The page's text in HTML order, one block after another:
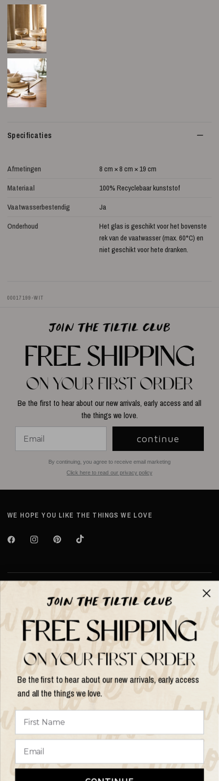
Specificaties
Afmetingen
8 cm × 8 cm × 19 cm
Materiaal
100% Recyclebaar kunststof
Vaatwasserbestendig
Ja
Onderhoud
Het glas is geschikt voor het bovenste
rek van de vaatwasser (max. 60°C) en
niet geschikt voor hete dranken.
00017199-WIT
Be the first to hear about our new arrivals, early access and all
the things we love.
continue
By continuing, you agree to receive email marketing
Click here to read our privacy policy
WE HOPE YOU LIKE THE THINGS WE LOVE
Over TILTIL
Help
Shop op
bijwerken
© 2026 Things I Like Things I Love, All rights reserved.
Be the first to hear about our new arrivals, early access
and all the things we love.